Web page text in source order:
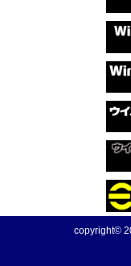
copyright©